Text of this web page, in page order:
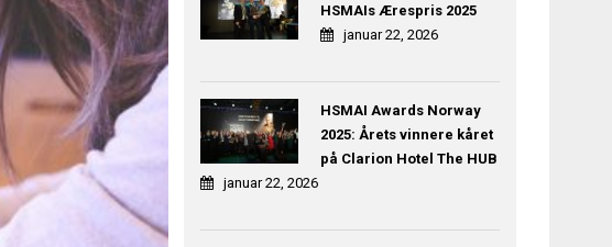
HSMAIs Ærespris 2025
januar 22, 2026
HSMAI Awards Norway
2025: Årets vinnere kåret
på Clarion Hotel The HUB
januar 22, 2026